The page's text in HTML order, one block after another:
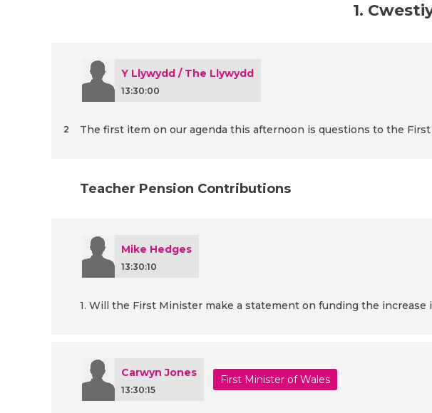
1.
Y Llywydd / The Llywydd
13:30:00
The first item on our agenda this afternoon is questions to the
2
Teacher Pension Contributions
Mike Hedges
13:30:10
1. Will the First Minister make a statement on funding the
Carwyn Jones
13:30:15
First Minister of Wales